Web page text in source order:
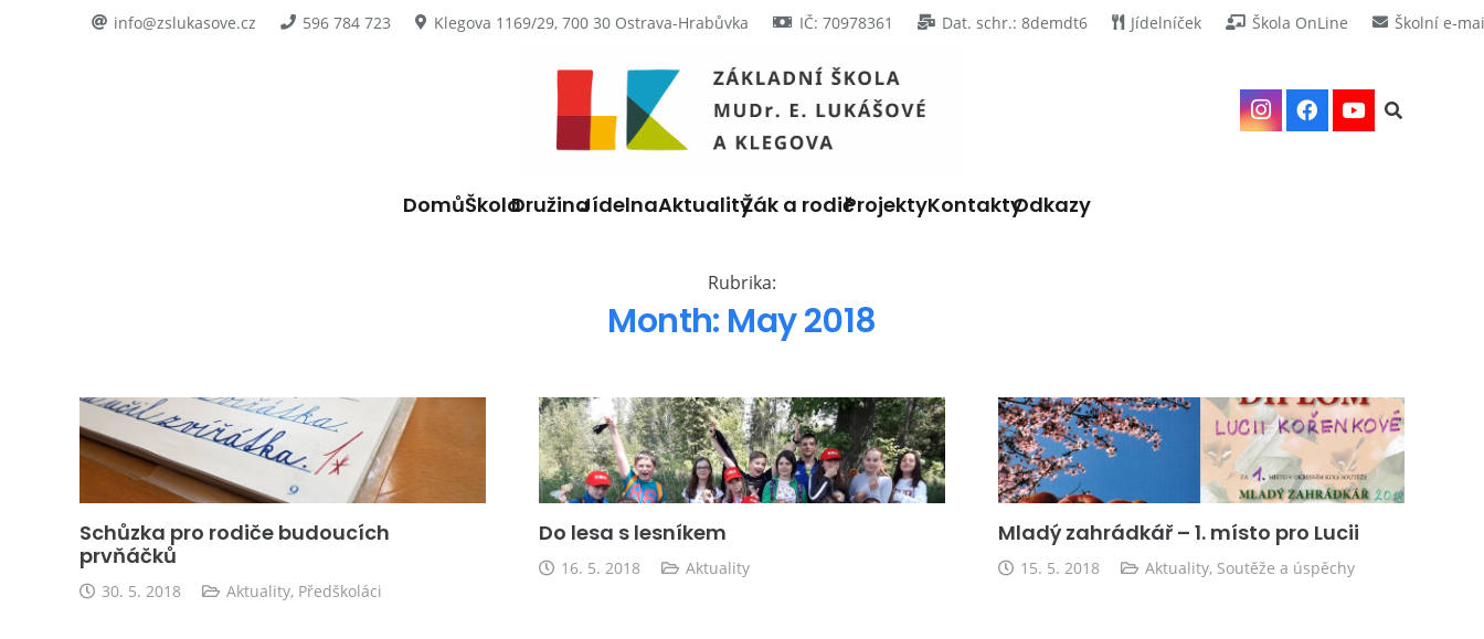
info@zslukasove.cz 596 784 723 Klegova 1169/29, 700 30 Ostrava-Hrabůvka IČ: 70978361 Dat. schr.: 8demdt6 Jídelníček Škola OnLine Školní e-
DomůŠkolaDružinaJídelnaAktualityŽák a rodičProjektyKontaktyOdkazy
Rubrika:
Month: May 2018
Schůzka pro rodiče budoucích
prvňáčků
30. 5. 2018 Aktuality, Předškoláci
Do lesa s lesníkem
16. 5. 2018 Aktuality
Mladý zahrádkář – 1. místo pro Lucii
15. 5. 2018 Aktuality, Soutěže a úspěchy